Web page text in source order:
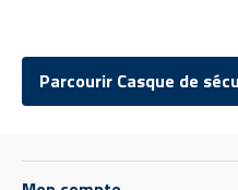
Parcourir Casque de